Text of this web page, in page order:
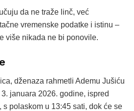
da ne traže linč, već
vremenske podatke i istinu –
više nikada ne bi ponovile.
dženaza rahmetli Ademu Jušiću
januara 2026. godine, ispred
s polaskom u 13:45 sati, dok će se